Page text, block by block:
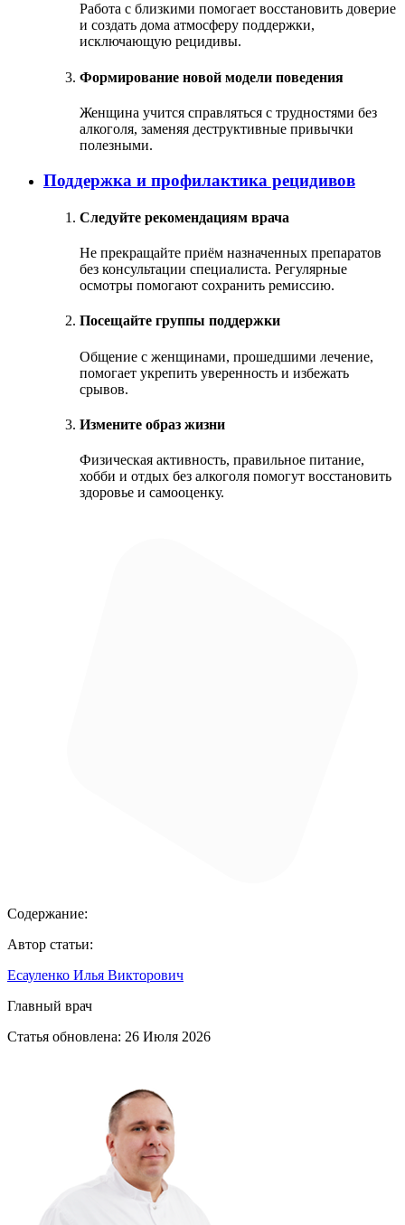
Работа с близкими помогает восстановить доверие
и создать дома атмосферу поддержки,
исключающую рецидивы.
Формирование новой модели поведения
Женщина учится справляться с трудностями без
алкоголя, заменяя деструктивные привычки
полезными.
Поддержка и профилактика рецидивов
Следуйте рекомендациям врача
Не прекращайте приём назначенных препаратов
без консультации специалиста. Регулярные
осмотры помогают сохранить ремиссию.
Посещайте группы поддержки
Общение с женщинами, прошедшими лечение,
помогает укрепить уверенность и избежать
срывов.
Измените образ жизни
Физическая активность, правильное питание,
хобби и отдых без алкоголя помогут восстановить
здоровье и самооценку.
Содержание:
Автор статьи:
Есауленко Илья Викторович
Главный врач
Статья обновлена: 26 Июля 2026